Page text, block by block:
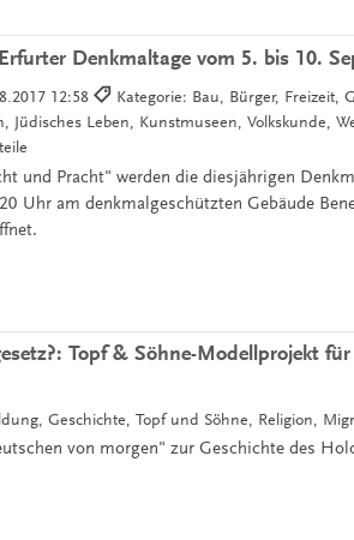
Denkmaltage vom 5. bis 10.
12:58
Kategorie: Bau, Bürger, Freizeit,
Jüdisches Leben, Kunstmuseen, Volkskunde,
und Pracht" werden die diesjährigen
Uhr am denkmalgeschützten Gebäude
Topf & Söhne-Modellprojekt für
Geschichte, Topf und Söhne, Religion,
von morgen" zur Geschichte des